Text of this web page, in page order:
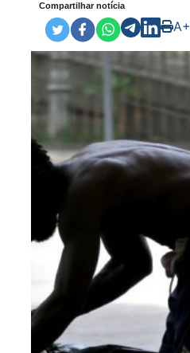
Compartilhar notícia
A+